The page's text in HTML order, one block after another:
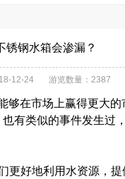
锈钢水箱会渗漏？
12-24 游览数量： 2387
在市场上赢得更大
有类似的事件发生过
更好地利用水资源，